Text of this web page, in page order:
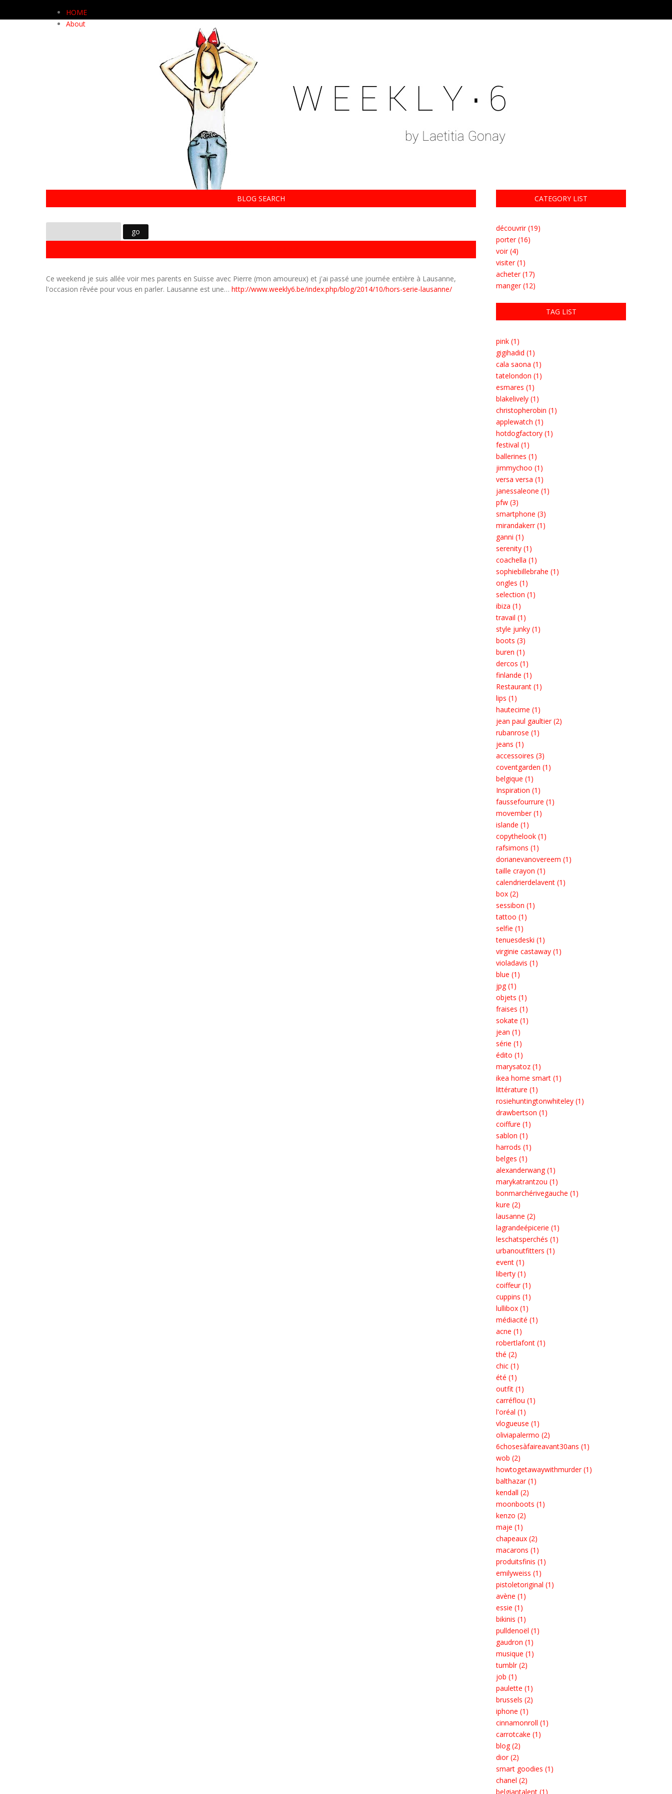
HOME
About
BLOG SEARCH
Ce weekend je suis allée voir mes parents en Suisse avec Pierre (mon amoureux) et j'ai passé une journée entière à Lausanne,
l'occasion rêvée pour vous en parler. Lausanne est une… http://www.weekly6.be/index.php/blog/2014/10/hors-serie-lausanne/
CATEGORY LIST
découvrir (19)
porter (16)
voir (4)
visiter (1)
acheter (17)
manger (12)
TAG LIST
pink (1)
gigihadid (1)
cala saona (1)
tatelondon (1)
esmares (1)
blakelively (1)
christopherobin (1)
applewatch (1)
hotdogfactory (1)
festival (1)
ballerines (1)
jimmychoo (1)
versa versa (1)
janessaleone (1)
pfw (3)
smartphone (3)
mirandakerr (1)
ganni (1)
serenity (1)
coachella (1)
sophiebillebrahe (1)
ongles (1)
selection (1)
ibiza (1)
travail (1)
style junky (1)
boots (3)
buren (1)
dercos (1)
finlande (1)
Restaurant (1)
lips (1)
hautecime (1)
jean paul gaultier (2)
rubanrose (1)
jeans (1)
accessoires (3)
coventgarden (1)
belgique (1)
Inspiration (1)
faussefourrure (1)
movember (1)
islande (1)
copythelook (1)
rafsimons (1)
dorianevanovereem (1)
taille crayon (1)
calendrierdelavent (1)
box (2)
sessibon (1)
tattoo (1)
selfie (1)
tenuesdeski (1)
virginie castaway (1)
violadavis (1)
blue (1)
jpg (1)
objets (1)
fraises (1)
sokate (1)
jean (1)
série (1)
édito (1)
marysatoz (1)
ikea home smart (1)
littérature (1)
rosiehuntingtonwhiteley (1)
drawbertson (1)
coiffure (1)
sablon (1)
harrods (1)
belges (1)
alexanderwang (1)
marykatrantzou (1)
bonmarchérivegauche (1)
kure (2)
lausanne (2)
lagrandeépicerie (1)
leschatsperchés (1)
urbanoutfitters (1)
event (1)
liberty (1)
coiffeur (1)
cuppins (1)
lullibox (1)
médiacité (1)
acne (1)
robertlafont (1)
thé (2)
chic (1)
été (1)
outfit (1)
carréflou (1)
l'oréal (1)
vlogueuse (1)
oliviapalermo (2)
6chosesàfaireavant30ans (1)
wob (2)
howtogetawaywithmurder (1)
balthazar (1)
kendall (2)
moonboots (1)
kenzo (2)
maje (1)
chapeaux (2)
macarons (1)
produitsfinis (1)
emilyweiss (1)
pistoletoriginal (1)
avène (1)
essie (1)
bikinis (1)
pulldenoël (1)
gaudron (1)
musique (1)
tumblr (2)
job (1)
paulette (1)
brussels (2)
iphone (1)
cinnamonroll (1)
carrotcake (1)
blog (2)
dior (2)
smart goodies (1)
chanel (2)
belgiantalent (1)